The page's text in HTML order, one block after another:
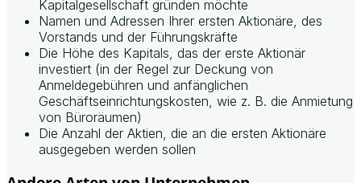
Kapitalgesellschaft gründen möchte
Namen und Adressen Ihrer ersten Aktionäre, des
Vorstands und der Führungskräfte
Die Höhe des Kapitals, das der erste Aktionär
investiert (in der Regel zur Deckung von
Anmeldegebühren und anfänglichen
Geschäftseinrichtungskosten, wie z. B. die Anmietung
von Büroräumen)
Die Anzahl der Aktien, die an die ersten Aktionäre
ausgegeben werden sollen